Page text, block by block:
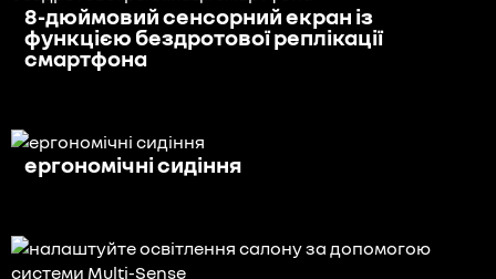
8-дюймовий сенсорний екран із
функцією бездротової реплікації
смартфона
ергономічні сидіння